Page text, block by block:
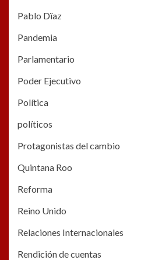
Pablo Dïaz
Pandemia
Parlamentario
Poder Ejecutivo
Política
políticos
Protagonistas del cambio
Quintana Roo
Reforma
Reino Unido
Relaciones Internacionales
Rendición de cuentas